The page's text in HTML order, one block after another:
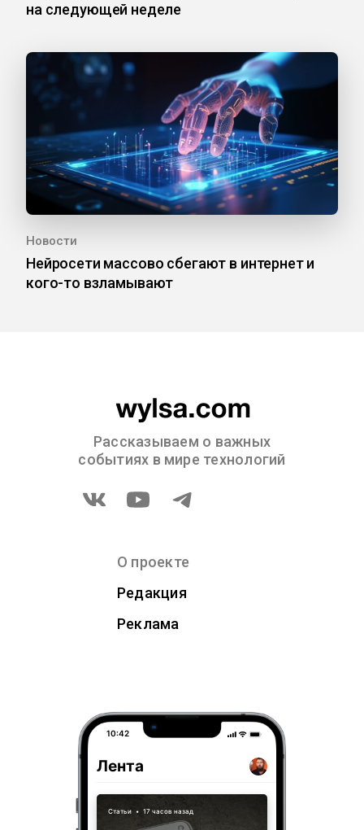
на следующей неделе
Новости
Нейросети массово сбегают в интернет и
кого-то взламывают
Рассказываем о важных
событиях в мире технологий
О проекте
Редакция
Реклама
10:42
Лента
Статьи • 17 часов назад